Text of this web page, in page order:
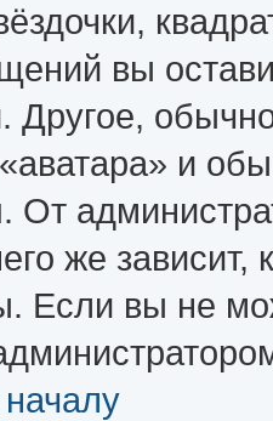
вы
Другое,
и
От
же
Если вы не